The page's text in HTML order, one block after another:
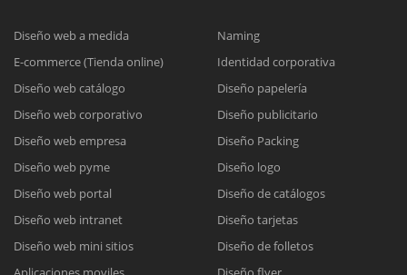
Diseño web a medida
E-commerce (Tienda online)
Diseño web catálogo
Diseño web corporativo
Diseño web empresa
Diseño web pyme
Diseño web portal
Diseño web intranet
Diseño web mini sitios
Naming
Identidad corporativa
Diseño papelería
Diseño publicitario
Diseño Packing
Diseño logo
Diseño de catálogos
Diseño tarjetas
Diseño de folletos